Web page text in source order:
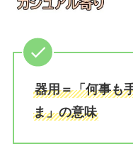
器用＝「何事も
ま」の意味